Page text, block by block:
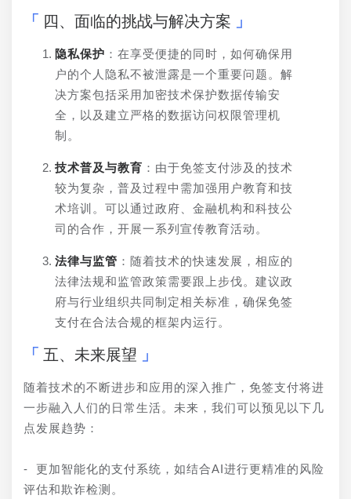
四、面临的挑战与解决方案
隐私保护 ：在享受便捷的同时，如何确保用
户的个人隐私不被泄露是一个重要问题。解
决方案包括采用加密技术保护数据传输安
全，以及建立严格的数据访问权限管理机
制。
技术普及与教育 ：由于免签支付涉及的技术
较为复杂，普及过程中需加强用户教育和技
术培训。可以通过政府、金融机构和科技公
司的合作，开展一系列宣传教育活动。
法律与监管 ：随着技术的快速发展，相应的
法律法规和监管政策需要跟上步伐。建议政
府与行业组织共同制定相关标准，确保免签
支付在合法合规的框架内运行。
五、未来展望
随着技术的不断进步和应用的深入推广，免签支付将进
一步融入人们的日常生活。未来，我们可以预见以下几
点发展趋势：
- 更加智能化的支付系统，如结合AI进行更精准的风险
评估和欺诈检测。